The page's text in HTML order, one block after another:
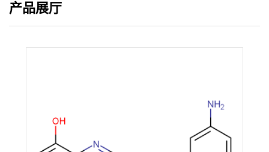
货供应）
产品展厅